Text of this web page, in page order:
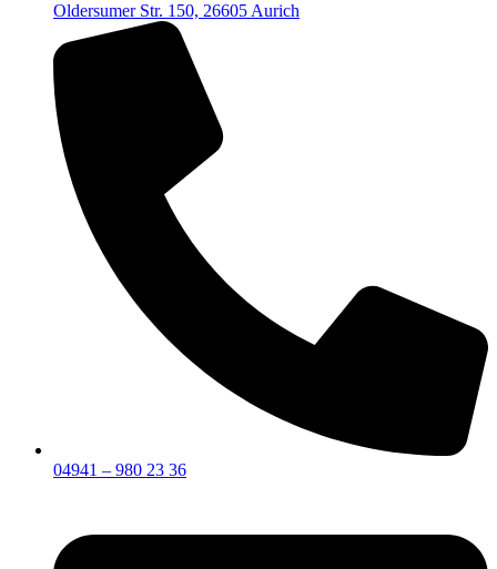
Oldersumer Str. 150, 26605 Aurich
04941 – 980 23 36